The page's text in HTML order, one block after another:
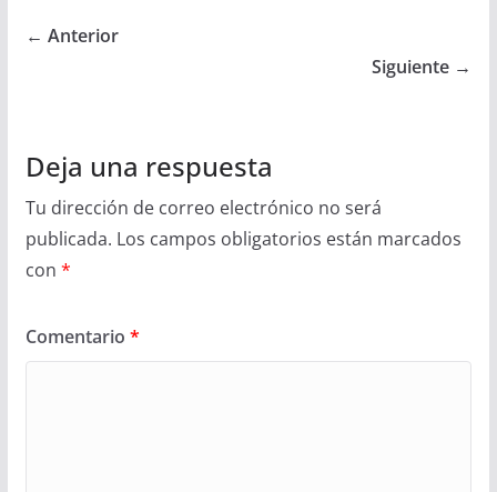
← Anterior
Siguiente →
Deja una respuesta
Tu dirección de correo electrónico no será
publicada. Los campos obligatorios están marcados
con *
Comentario *